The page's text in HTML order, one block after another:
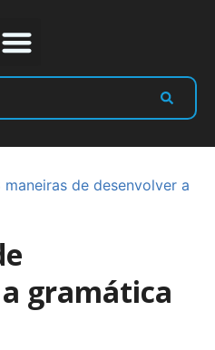
maneiras de desenvolver a
gramática